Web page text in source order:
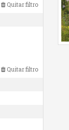
Quitar filtro
Quitar filtro